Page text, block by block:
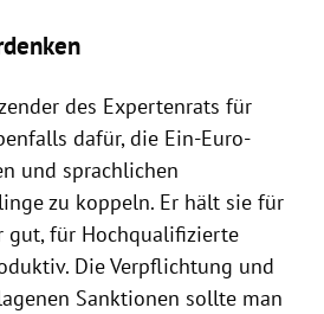
des Expertenrats für
dafür, die Ein-Euro-
und sprachlichen
zu koppeln. Er hält sie für
für Hochqualifizierte
Die Verpflichtung und
Sanktionen sollte man